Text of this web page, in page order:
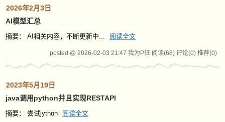
2026年2月3日
AI模型汇总
摘要： AI相关内容，不断更新中... 阅读全文
posted @ 2026-02-03 21:47 我为P狂 阅读(68) 评论(0) 推荐(0)
2023年5月19日
java调用python并且实现RESTAPI
摘要： 尝试jython 阅读全文